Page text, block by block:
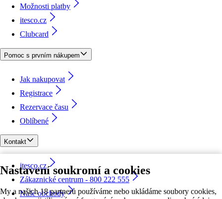
Nastavení soukromí a cookies
My a našich 18 partnerů používáme nebo ukládáme soubory cookies,
Možnosti platby
itesco.cz
Clubcard
Pomoc s prvním nákupem
Jak nakupovat
Registrace
Rezervace času
Oblíbené
Kontakt
itesco.cz
Zákaznické centrum - 800 222 555
Naše obchody